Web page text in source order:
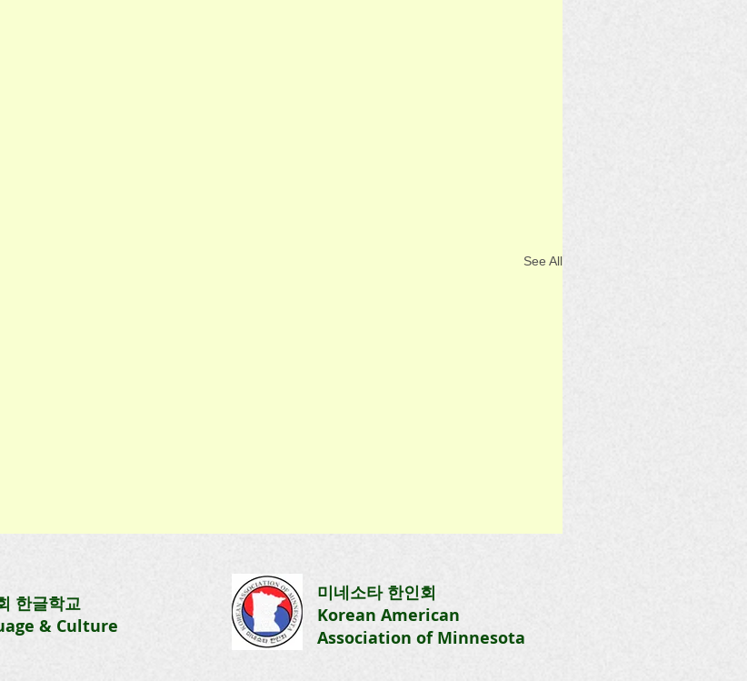
See All
수업일: 2026. 3. 29(일) 1:00-3:40
1교시-교재1 - 동화로 배우는 한글
입문2 2교시-교재2 - 신나는 한국
한글학교
& Culture
미네소타 한인회
Korean American
Association of Minnesota